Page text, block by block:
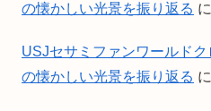
の懐かしい光景を振り返る に
USJセサミファンワールド
の懐かしい光景を振り返る に